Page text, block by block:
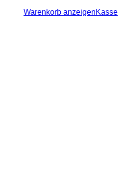
Warenkorb anzeigenKasse